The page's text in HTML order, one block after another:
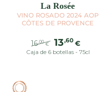
La Rosée
VINO ROSADO 2024 AOP
CÔTES DE PROVENCE
Precio
16 ,00 €
Precio
13,60 €
Caja de 6 botellas - 75cl